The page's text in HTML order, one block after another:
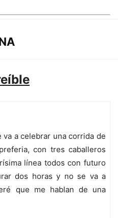
a celebrar una corrida de
con tres caballeros
línea todos con futuro
dos horas y no se va a
que me hablan de una